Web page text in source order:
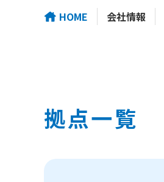
HOME 会社情報
拠点一覧